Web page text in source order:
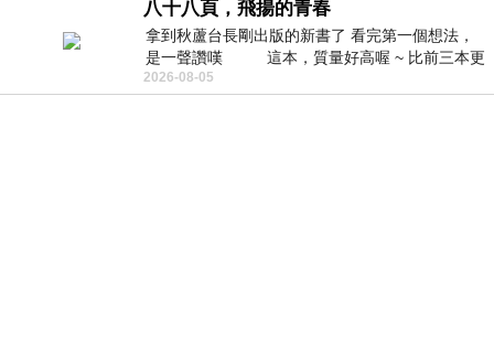
八十八頁，飛揚的青春
拿到秋蘆台長剛出版的新書了 看完第一個想法，
是一聲讚嘆 這本，質量好高喔 ~ 比前三本更
勝一
2026-08-05